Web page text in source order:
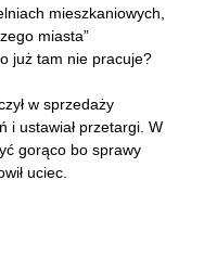
mieszkaniowych,
miasta”
już tam nie pracuje?
w sprzedaży
i ustawiał przetargi. W
gorąco bo sprawy
uciec.